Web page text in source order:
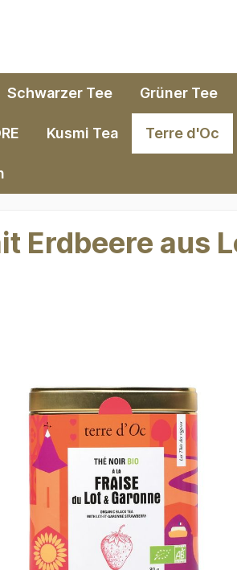
Schwarzer Tee Grüner Tee
Kusmi Tea Terre d'Oc
Erdbeere aus